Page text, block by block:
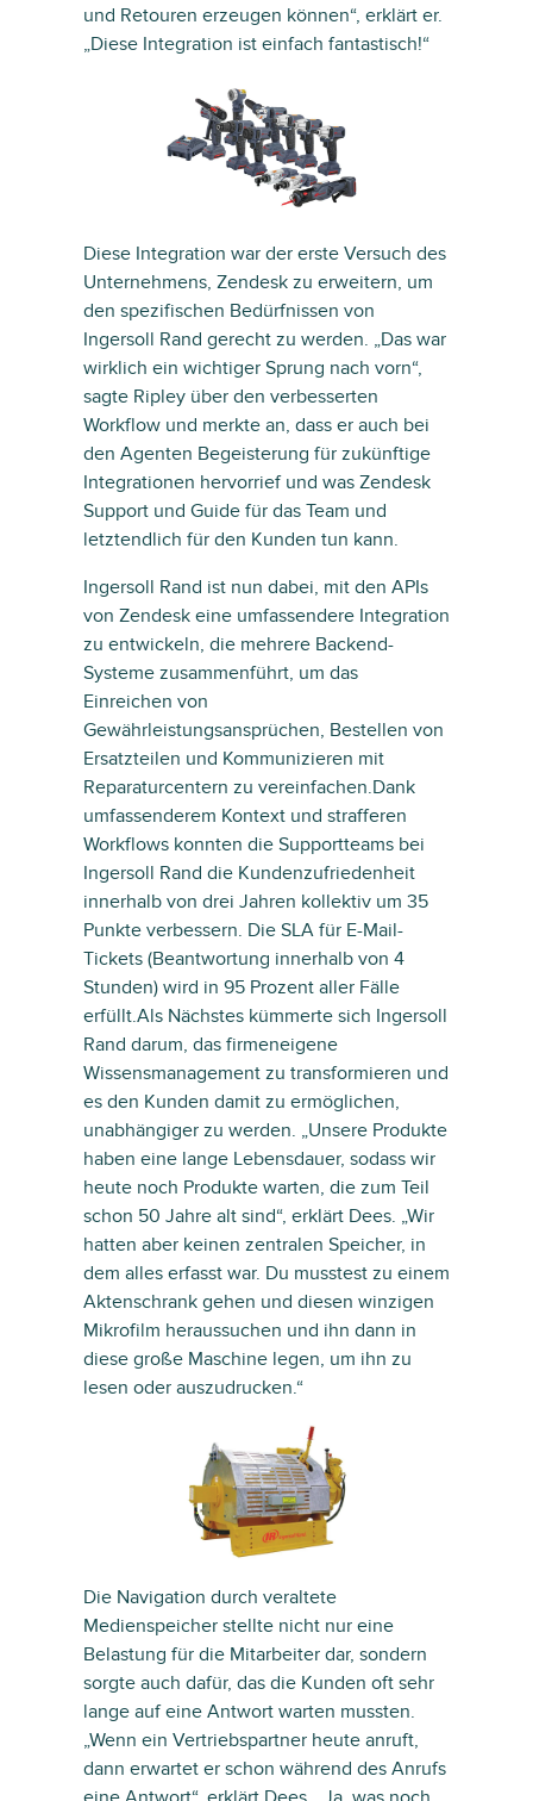
und Retouren erzeugen können“, erklärt er.
„Diese Integration ist einfach fantastisch!“
Diese Integration war der erste Versuch des
Unternehmens, Zendesk zu erweitern, um
den spezifischen Bedürfnissen von
Ingersoll Rand gerecht zu werden. „Das war
wirklich ein wichtiger Sprung nach vorn“,
sagte Ripley über den verbesserten
Workflow und merkte an, dass er auch bei
den Agenten Begeisterung für zukünftige
Integrationen hervorrief und was Zendesk
Support und Guide für das Team und
letztendlich für den Kunden tun kann.
Ingersoll Rand ist nun dabei, mit den APIs
von Zendesk eine umfassendere Integration
zu entwickeln, die mehrere Backend-
Systeme zusammenführt, um das
Einreichen von
Gewährleistungsansprüchen, Bestellen von
Ersatzteilen und Kommunizieren mit
Reparaturcentern zu vereinfachen.Dank
umfassenderem Kontext und strafferen
Workflows konnten die Supportteams bei
Ingersoll Rand die Kundenzufriedenheit
innerhalb von drei Jahren kollektiv um 35
Punkte verbessern. Die SLA für E-Mail-
Tickets (Beantwortung innerhalb von 4
Stunden) wird in 95 Prozent aller Fälle
erfüllt.Als Nächstes kümmerte sich Ingersoll
Rand darum, das firmeneigene
Wissensmanagement zu transformieren und
es den Kunden damit zu ermöglichen,
unabhängiger zu werden. „Unsere Produkte
haben eine lange Lebensdauer, sodass wir
heute noch Produkte warten, die zum Teil
schon 50 Jahre alt sind“, erklärt Dees. „Wir
hatten aber keinen zentralen Speicher, in
dem alles erfasst war. Du musstest zu einem
Aktenschrank gehen und diesen winzigen
Mikrofilm heraussuchen und ihn dann in
diese große Maschine legen, um ihn zu
lesen oder auszudrucken.“
Die Navigation durch veraltete
Medienspeicher stellte nicht nur eine
Belastung für die Mitarbeiter dar, sondern
sorgte auch dafür, das die Kunden oft sehr
lange auf eine Antwort warten mussten.
„Wenn ein Vertriebspartner heute anruft,
dann erwartet er schon während des Anrufs